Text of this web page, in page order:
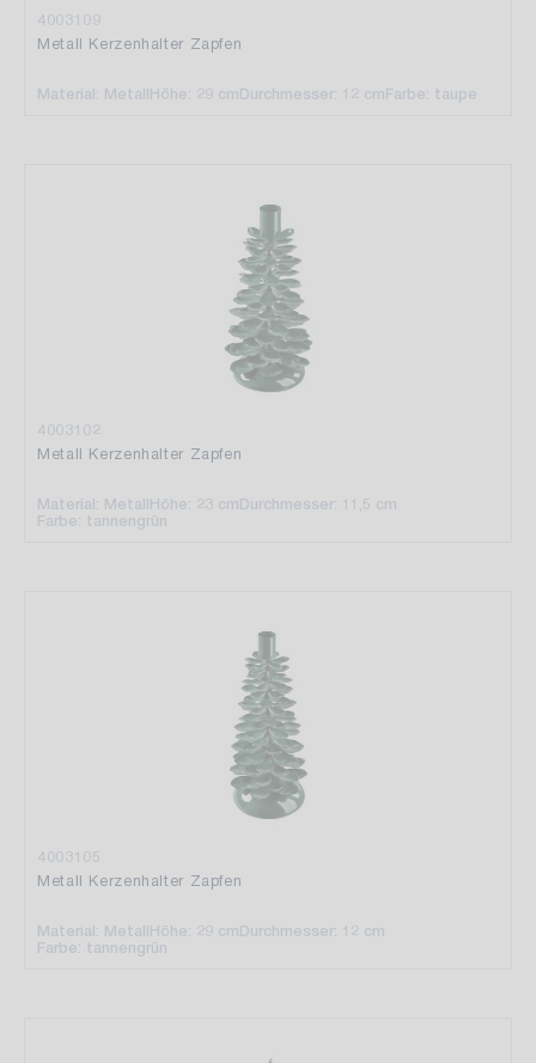
4003109
Metall Kerzenhalter Zapfen
Material: MetallHöhe: 29 cmDurchmesser: 12 cmFarbe: taupe
4003102
Metall Kerzenhalter Zapfen
Material: MetallHöhe: 23 cmDurchmesser: 11,5 cm
Farbe: tannengrün
4003105
Metall Kerzenhalter Zapfen
Material: MetallHöhe: 29 cmDurchmesser: 12 cm
Farbe: tannengrün